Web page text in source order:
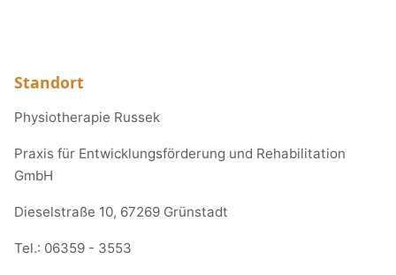
Standort
Physiotherapie Russek
Praxis für Entwicklungsförderung und Rehabilitation
GmbH
Dieselstraße 10, 67269 Grünstadt
Tel.: 06359 - 3553